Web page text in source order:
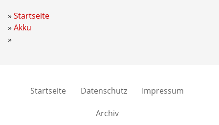
Startseite
Akku
Startseite Datenschutz Impressum
Archiv